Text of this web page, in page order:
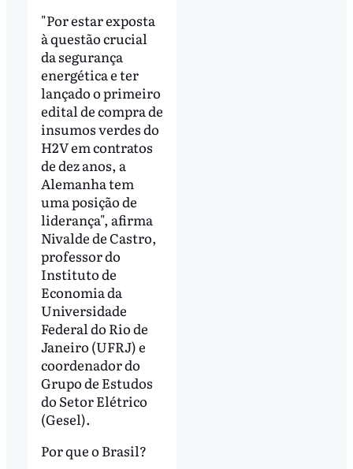
"Por estar exposta
à questão crucial
da segurança
energética e ter
lançado o primeiro
edital de compra de
insumos verdes do
H2V em contratos
de dez anos, a
Alemanha tem
uma posição de
liderança", afirma
Nivalde de Castro,
professor do
Instituto de
Economia da
Universidade
Federal do Rio de
Janeiro (UFRJ) e
coordenador do
Grupo de Estudos
do Setor Elétrico
(Gesel).
Por que o Brasil?